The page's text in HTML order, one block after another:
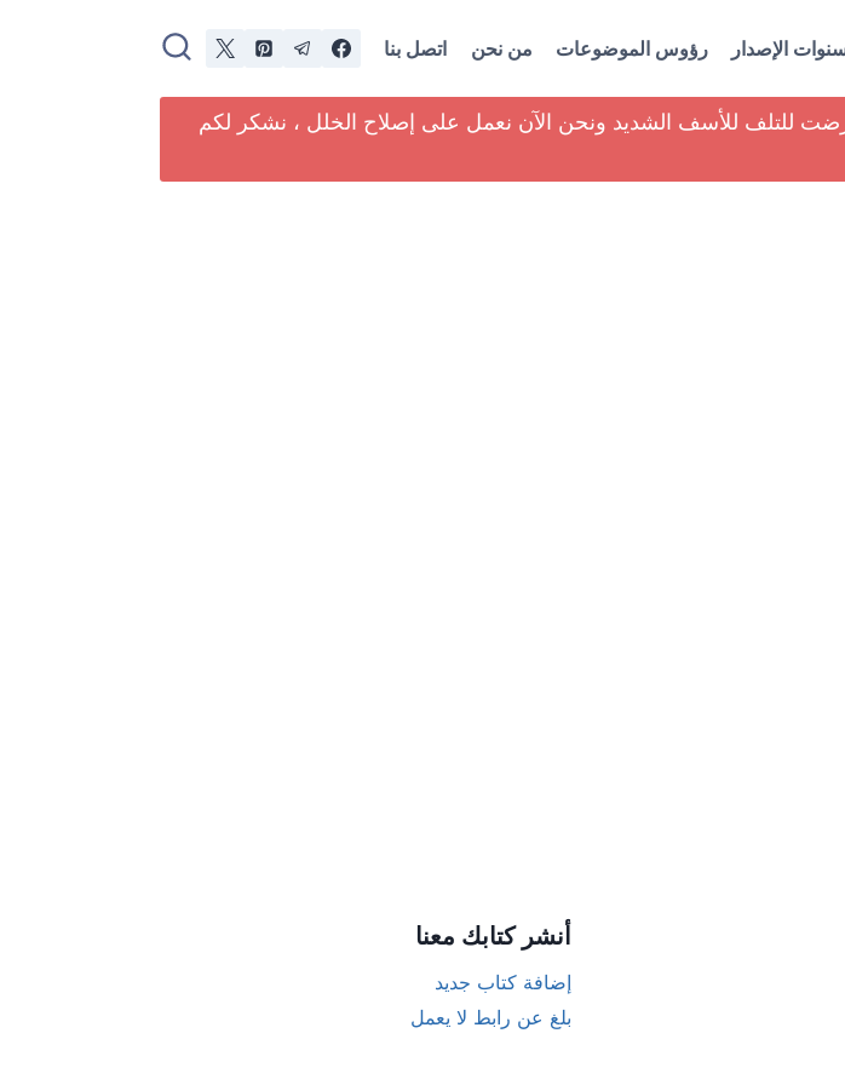
الإصدار رؤوس الموضوعات من نحن اتصل بنا
للتلف للأسف الشديد ونحن الآن نعمل على إصلاح الخلل ، نشكر لكم
أنشر كتابك معنا
إضافة كتاب جديد
بلغ عن رابط لا يعمل